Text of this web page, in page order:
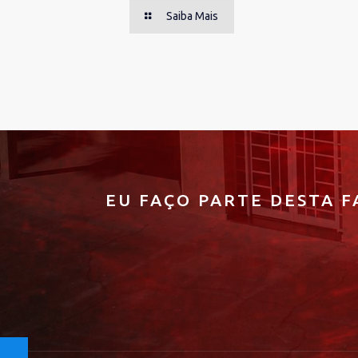
Saiba Mais
EU FAÇO PARTE DESTA